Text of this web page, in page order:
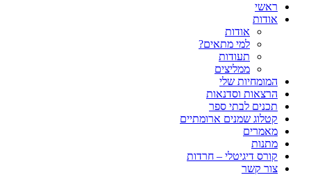
ראשי
אודות
אודות
למי מתאים?
תעודות
ממליצים
המומחיות שלי
הרצאות וסדנאות
תכנים לבתי ספר
קטלוג שמנים ארומתיים
מאמרים
מתנות
קורס דיגיטלי – חרדות
צור קשר